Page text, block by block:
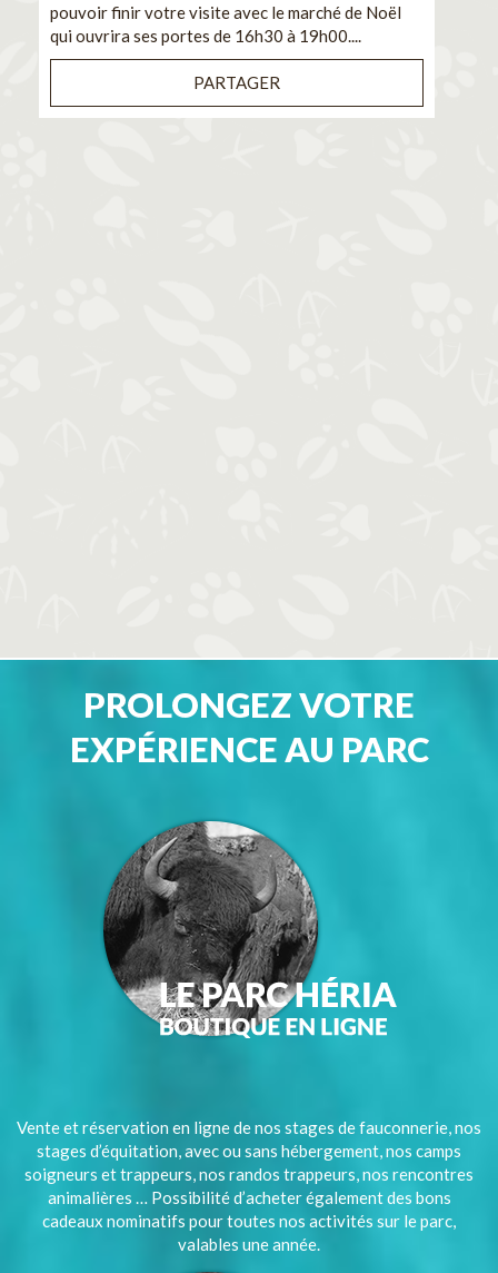
pouvoir finir votre visite avec le marché de Noël
qui ouvrira ses portes de 16h30 à 19h00....
PARTAGER
PROLONGEZ VOTRE
EXPÉRIENCE AU PARC
Vente et réservation en ligne de nos stages de fauconnerie, nos
stages d’équitation, avec ou sans hébergement, nos camps
soigneurs et trappeurs, nos randos trappeurs, nos rencontres
animalières … Possibilité d’acheter également des bons
cadeaux nominatifs pour toutes nos activités sur le parc,
valables une année.